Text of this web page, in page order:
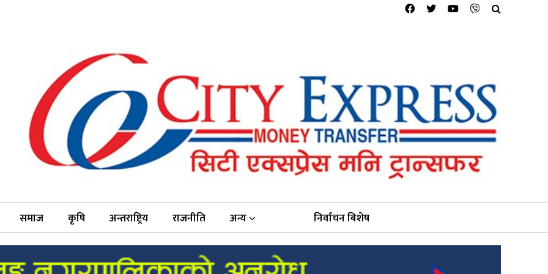
समाज कृषि अन्तराष्ट्रिय राजनीति अन्य निर्वाचन बिशेष